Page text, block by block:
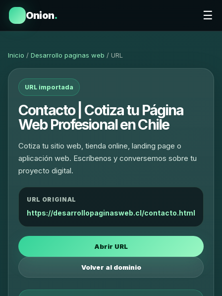
Onion. ☰
Inicio / Desarrollo paginas web / URL
URL importada
Contacto | Cotiza tu Página
Web Profesional en Chile
Cotiza tu sitio web, tienda online, landing page o
aplicación web. Escríbenos y conversemos sobre tu
proyecto digital.
URL ORIGINAL
https://desarrollopaginasweb.cl/contacto.html
Abrir URL
Volver al dominio